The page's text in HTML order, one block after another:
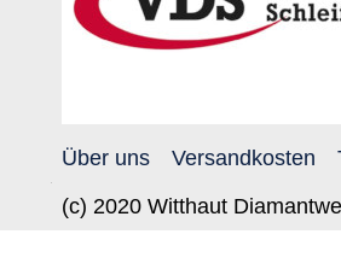
Über uns Versandkosten
(c) 2020 Witthaut